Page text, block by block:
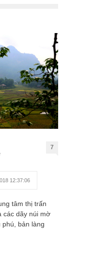
7
12:37:06
tâm thị trấn
các dãy núi mờ
phú, bản làng